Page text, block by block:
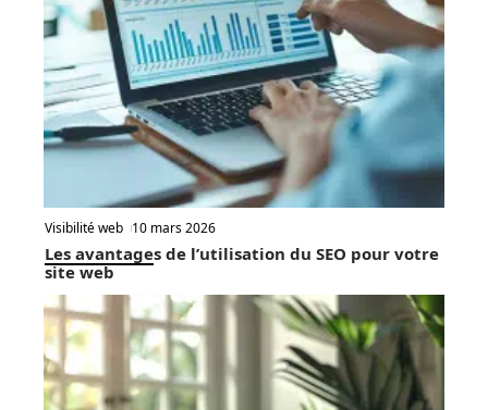
Visibilité web 10 mars 2026
Les avantages de l’utilisation du SEO pour votre
site web